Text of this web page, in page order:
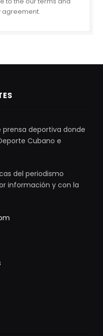
agreement.
prensa deportiva donde
Cubano e
del periodismo
información y con la